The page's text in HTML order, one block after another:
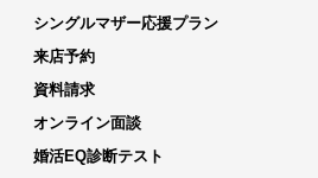
シングルマザー応援プラン
来店予約
資料請求
オンライン面談
婚活EQ診断テスト